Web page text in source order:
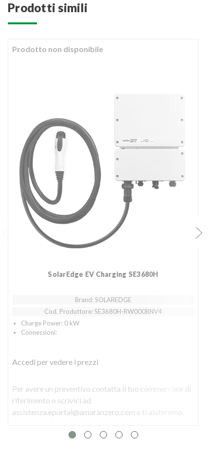
prodotti simili
Prodotto non disponibile
SolarEdge EV Charging SE3680H
Brand: SOLAREDGE
Cod. Produttore: SE3680H-RW000BNV4
Charge Power: 0 kW
Connessioni:
Accedi per vedere i prezzi
Per avere un preventivo contatta il tuo commerciale di
riferimento o scrivici ad
assistenza.eportal@amaranzero.com e ti aiuteremo.